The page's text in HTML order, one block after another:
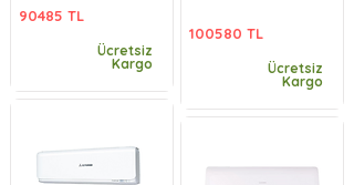
90485 TL
Ücretsiz
Kargo
100580 TL
Ücretsiz
Kargo